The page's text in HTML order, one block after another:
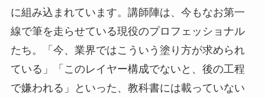
に組み込まれています。講師陣は、今もなお第一
線で筆を走らせている現役のプロフェッショナル
たち。「今、業界ではこういう塗り方が求められ
ている」「このレイヤー構成でないと、後の工程
で嫌われる」といった、教科書には載っていない